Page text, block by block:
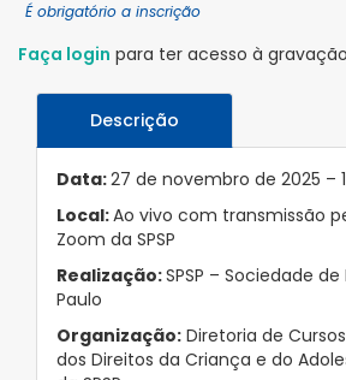
É obrigatório a inscrição
Faça login para ter acesso à gravação
Descrição
Data:27 de novembro de 2025 –
Local:Ao vivo com transmissão
Zoom da SPSP
Realização:SPSP – Sociedade
Paulo
Organização: Diretoria de
dos Direitos da Criança e do